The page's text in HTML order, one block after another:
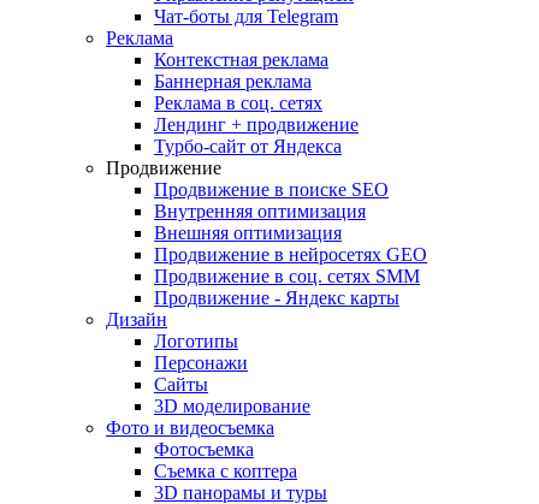
Чат-боты для Telegram
Реклама
Контекстная реклама
Баннерная реклама
Реклама в соц. сетях
Лендинг + продвижение
Турбо-сайт от Яндекса
Продвижение
Продвижение в поиске SEO
Внутренняя оптимизация
Внешняя оптимизация
Продвижение в нейросетях GEO
Продвижение в соц. сетях SMM
Продвижение - Яндекс карты
Дизайн
Логотипы
Персонажи
Сайты
3D моделирование
Фото и видеосъемка
Фотосъемка
Съемка с коптера
3D панорамы и туры